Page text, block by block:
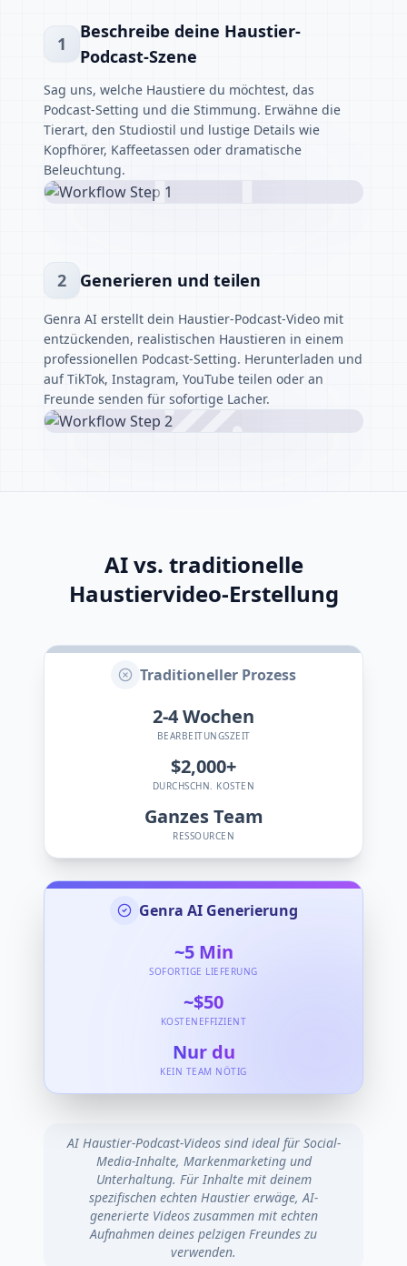
1
Beschreibe deine Haustier-
Podcast-Szene
Sag uns, welche Haustiere du möchtest, das
Podcast-Setting und die Stimmung. Erwähne die
Tierart, den Studiostil und lustige Details wie
Kopfhörer, Kaffeetassen oder dramatische
Beleuchtung.
2 Generieren und teilen
Genra AI erstellt dein Haustier-Podcast-Video mit
entzückenden, realistischen Haustieren in einem
professionellen Podcast-Setting. Herunterladen und
auf TikTok, Instagram, YouTube teilen oder an
Freunde senden für sofortige Lacher.
AI vs. traditionelle
Haustiervideo-Erstellung
Traditioneller Prozess
2-4Wochen
BEARBEITUNGSZEIT
$2,000+
DURCHSCHN. KOSTEN
Ganzes Team
RESSOURCEN
Genra AI Generierung
~5 Min
SOFORTIGE LIEFERUNG
~$50
KOSTENEFFIZIENT
Nur du
KEIN TEAM NÖTIG
AI Haustier-Podcast-Videos sind ideal für Social-
Media-Inhalte, Markenmarketing und
Unterhaltung. Für Inhalte mit deinem
spezifischen echten Haustier erwäge, AI-
generierte Videos zusammen mit echten
Aufnahmen deines pelzigen Freundes zu
verwenden.